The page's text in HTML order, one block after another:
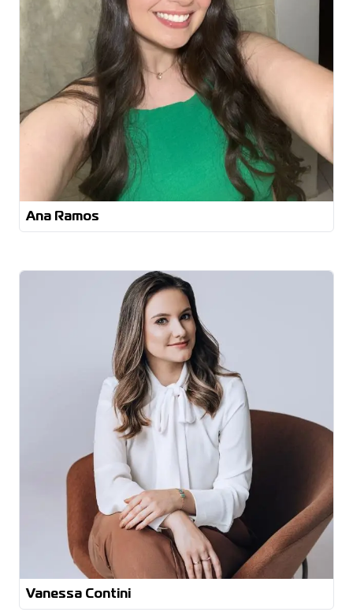
Ana Ramos
Vanessa Contini
Graduação Tecnológica em Design de Interiores